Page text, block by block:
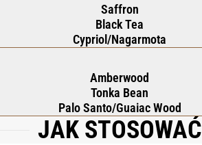
Saffron
Black Tea
Cypriol/Nagarmota
Amberwood
Tonka Bean
Palo Santo/Guaiac Wood
JAK STOSOWAĆ